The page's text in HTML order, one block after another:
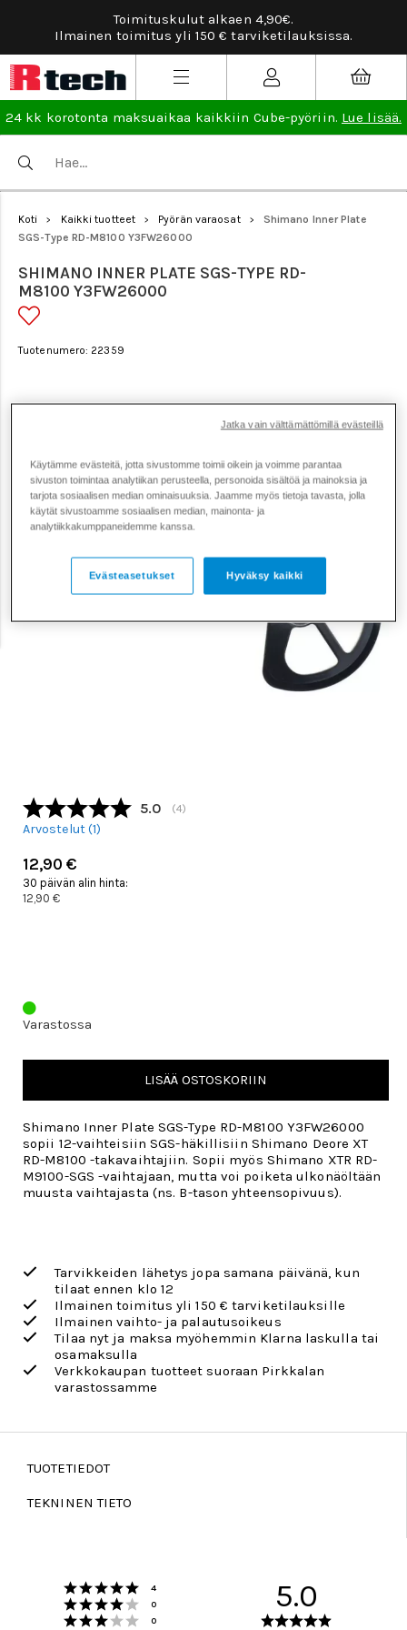
Toimituskulut alkaen 4,90€.
toimitus yli 150 € tarviketilauksissa.
24 kk korotonta maksuaikaa kaikkiin Cube-pyöriin. Lue lisää.
Koti > Kaikki tuotteet > Pyörän varaosat >
Shimano Inner Plate
SGS-Type RD-M8100 Y3FW26000
SHIMANO INNER PLATE SGS-TYPE RD-
M8100 Y3FW26000
Tuotenumero: 22359
Keskimääräinen luokitus:
5.0 (äänet:
4)
Arvostelut (1)
12,90 €
30 päivän alin hinta:
12,90 €
Varastossa
LISÄÄ OSTOSKORIIN
Shimano Inner Plate SGS-Type RD-M8100 Y3FW26000
sopii 12-vaihteisiin SGS-häkillisiin Shimano Deore XT
RD-M8100 -takavaihtajiin. Sopii myös Shimano XTR RD-
M9100-SGS -vaihtajaan, mutta voi poiketa ulkonäöltään
muusta vaihtajasta (ns. B-tason yhteensopivuus).
Tarvikkeiden lähetys jopa samana päivänä, kun
tilaat ennen klo 12
Ilmainen toimitus yli 150 € tarviketilauksille
Ilmainen vaihto- ja palautusoikeus
Tilaa nyt ja maksa myöhemmin Klarna laskulla tai
osamaksulla
Verkkokaupan tuotteet suoraan Pirkkalan
varastossamme
TUOTETIEDOT
TEKNINEN TIETO
Arvio 5 5:sta tähdestä
4
Arvio 4 5:sta tähdestä
0
Arvio 3 5:sta tähdestä
0
5.0
Käytämme evästeitä, jotta sivustomme toimii oikein ja voimme parantaa
sivuston toimintaa analytiikan perusteella, personoida sisältöä ja mainoksia ja
tarjota sosiaalisen median ominaisuuksia. Jaamme myös tietoja tavasta, jolla
käytät sivustoamme sosiaalisen median, mainonta- ja
analytiikkakumppaneidemme kanssa.
Hyväksy kaikki
Evästeasetukset
Jatka vain välttämättömillä evästeillä